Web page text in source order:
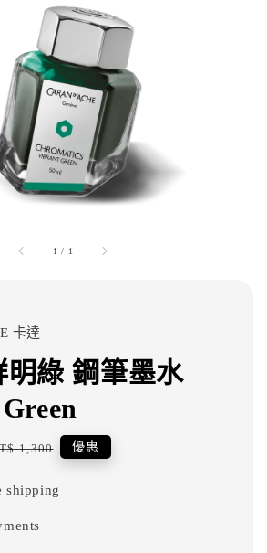
1 / 1
卡達
明綠 鋼筆墨水
1,300 優惠
shipping